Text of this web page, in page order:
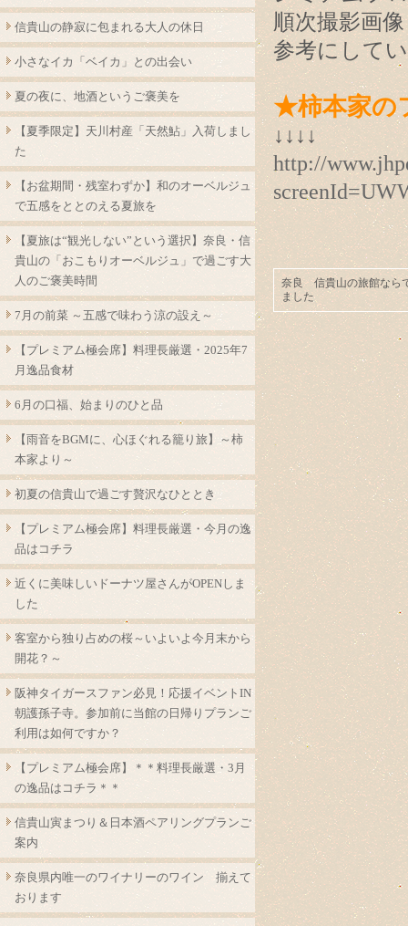
順次撮影画
参考にして
★柿本家の
↓↓↓↓
http://
奈良 信貴山の旅館なら
ました
信貴山の静寂に包まれる大人の休日
小さなイカ「ベイカ」との出会い
夏の夜に、地酒というご褒美を
【夏季限定】天川村産「天然鮎」入荷しまし
た
【お盆期間・残室わずか】和のオーベルジュ
で五感をととのえる夏旅を
【夏旅は“観光しない”という選択】奈良・信
貴山の「おこもりオーベルジュ」で過ごす大
人のご褒美時間
7月の前菜 ～五感で味わう涼の設え～
【プレミアム極会席】料理長厳選・2025年7
月逸品食材
6月の口福、始まりのひと品
【雨音をBGMに、心ほぐれる籠り旅】～柿
本家より～
初夏の信貴山で過ごす贅沢なひととき
【プレミアム極会席】料理長厳選・今月の逸
品はコチラ
近くに美味しいドーナツ屋さんがOPENしま
した
客室から独り占めの桜～いよいよ今月末から
開花？～
阪神タイガースファン必見！応援イベントIN
朝護孫子寺。参加前に当館の日帰りプランご
利用は如何ですか？
【プレミアム極会席】＊＊料理長厳選・3月
の逸品はコチラ＊＊
信貴山寅まつり＆日本酒ペアリングプランご
案内
奈良県内唯一のワイナリーのワイン 揃えて
おります